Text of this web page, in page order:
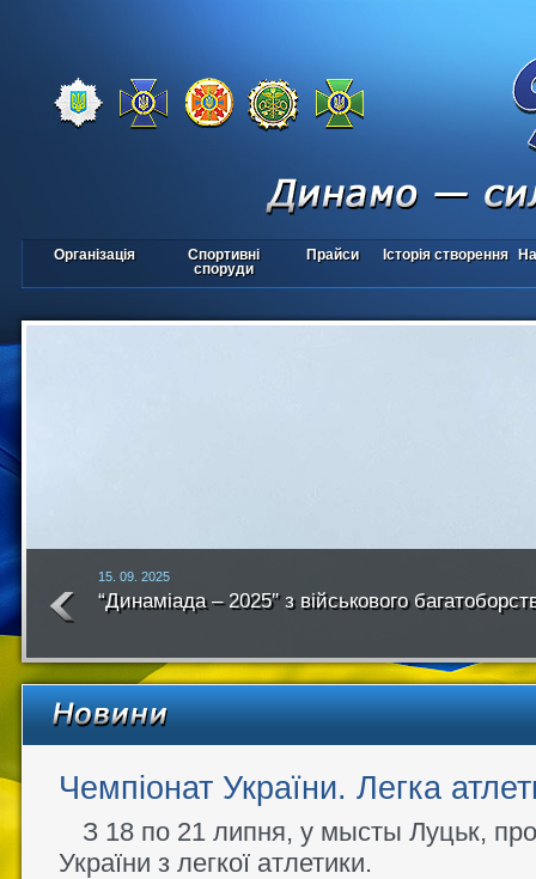
Організація
Спортивні
споруди
Прайси Історія створення
15. 09. 2025
“Динаміада – 2025″ з військового
року
Чемпіонат України. Легка
З 18 по 21 липня, у мысты Луцьк,
України з легкої атлетики.